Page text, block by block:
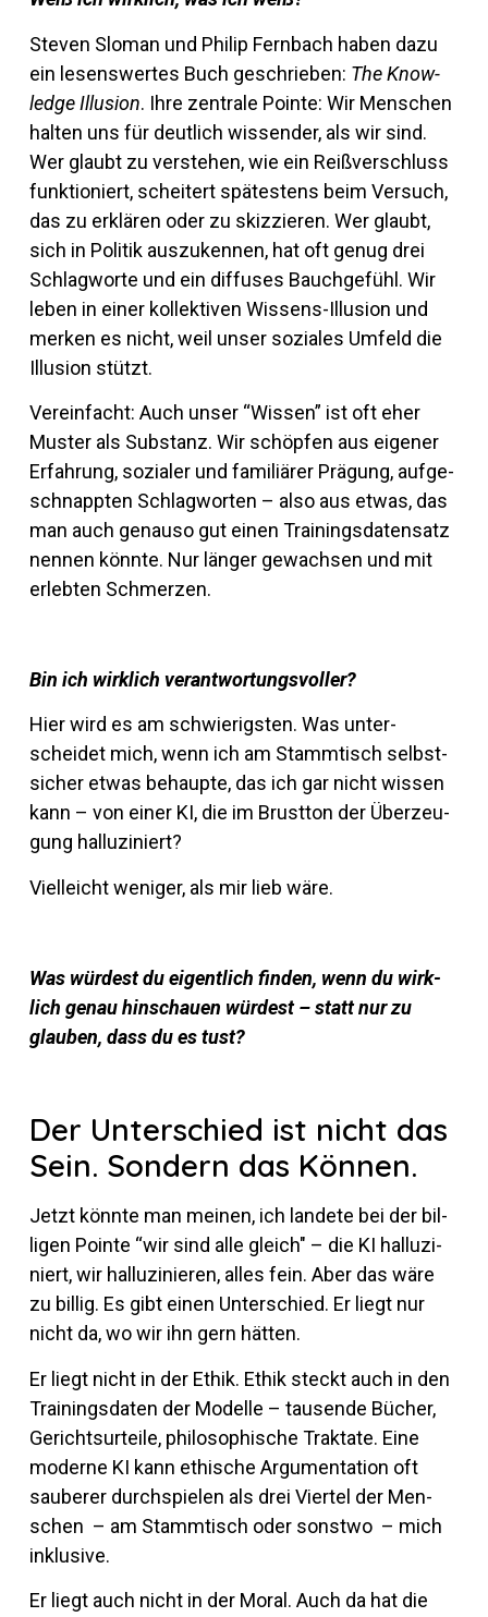
Steven Sloman und Philip Fern­bach haben dazu
ein le­sens­wertes Buch ge­schrieben: The Know­
ledge Il­lu­sion. Ihre zen­trale Pointe: Wir Men­schen
halten uns für deut­lich wis­sender, als wir sind.
Wer glaubt zu ver­stehen, wie ein Reiß­ver­schluss
funk­tio­niert, schei­tert spä­tes­tens beim Ver­such,
das zu er­klären oder zu skiz­zieren. Wer glaubt,
sich in Po­litik aus­zu­kennen, hat oft genug drei
Schlag­worte und ein dif­fuses Bauch­ge­fühl. Wir
leben in einer kol­lek­tiven Wis­sens-Il­lu­sion und
merken es nicht, weil unser so­ziales Um­feld die
Il­lu­sion stützt.
Ver­ein­facht: Auch unser “Wissen” ist oft eher
Muster als Sub­stanz. Wir schöpfen aus ei­gener
Er­fah­rung, so­zialer und fa­mi­liärer Prä­gung, auf­ge­
schnappten Schlag­worten – also aus etwas, das
man auch ge­nauso gut einen Trai­nings­da­ten­satz
nennen könnte. Nur länger ge­wachsen und mit
er­lebten Schmerzen.
Bin ich wirk­lich verantwortungsvoller?
Hier wird es am schwie­rigsten. Was un­ter­
scheidet mich, wenn ich am Stamm­tisch selbst­
si­cher etwas be­haupte, das ich gar nicht wissen
kann – von einer KI, die im Brustton der Über­zeu­
gung halluziniert?
Viel­leicht we­niger, als mir lieb wäre.
Was wür­dest du ei­gent­lich finden, wenn du wirk­
lich genau hin­schauen wür­dest – statt nur zu
glauben, dass du es tust?
Der Unterschied ist nicht das
Sein. Sondern das Können.
Jetzt könnte man meinen, ich lan­dete bei der bil­
ligen Pointe “wir sind alle gleich" – die KI hal­lu­zi­
niert, wir hal­lu­zi­nieren, alles fein. Aber das wäre
zu billig. Es gibt einen Un­ter­schied. Er liegt nur
nicht da, wo wir ihn gern hätten.
Er liegt nicht in der Ethik. Ethik steckt auch in den
Trai­nings­daten der Mo­delle – tau­sende Bü­cher,
Ge­richts­ur­teile, phi­lo­so­phi­sche Trak­tate. Eine
mo­derne KI kann ethi­sche Ar­gu­men­ta­tion oft
sau­berer durch­spielen als drei Viertel der Men­
schen – am Stamm­tisch oder sonstwo – mich
inklusive.
Er liegt auch nicht in der Moral. Auch da hat die